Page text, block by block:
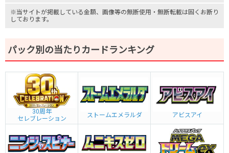
※当サイトが掲載している金額、画像等の無断使用・無断転載は固くお断り
しております。
パック別の当たりカードランキング
30周年
セレブレーション
ストームエメラルダ アビスアイ